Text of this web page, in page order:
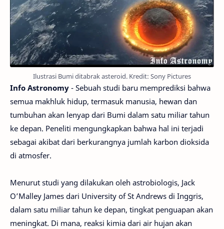
Ilustrasi Bumi ditabrak asteroid. Kredit: Sony Pictures
Info Astronomy - Sebuah studi baru memprediksi bahwa
semua makhluk hidup, termasuk manusia, hewan dan
tumbuhan akan lenyap dari Bumi dalam satu miliar tahun
ke depan. Peneliti mengungkapkan bahwa hal ini terjadi
sebagai akibat dari berkurangnya jumlah karbon dioksida
di atmosfer.
Menurut studi yang dilakukan oleh astrobiologis, Jack
O’Malley James dari University of St Andrews di Inggris,
dalam satu miliar tahun ke depan, tingkat penguapan akan
meningkat. Di mana, reaksi kimia dari air hujan akan